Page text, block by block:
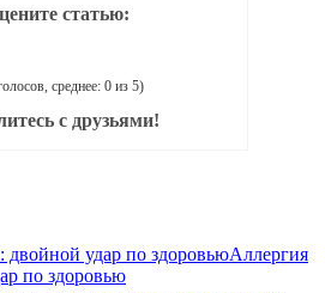
статью:
среднее: 0 из 5)
с друзьями!
Аллергия
по здоровью